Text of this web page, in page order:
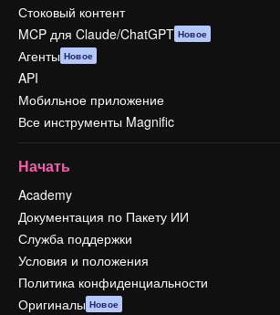
Стоковый контент
MCP для Claude/ChatGPT Новое
Агенты Новое
API
Мобильное приложение
Все инструменты Magnific
Начать
Academy
Документация по Пакету ИИ
Служба поддержки
Условия и положения
Политика конфиденциальности
Оригиналы Новое